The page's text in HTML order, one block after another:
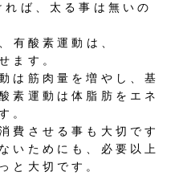
ば、太る事は無いの
有酸素運動は、
ます。
は筋肉量を増やし、基
素運動は体脂肪をエネ
。
費させる事も大切です
いためにも、必要以上
と大切です。